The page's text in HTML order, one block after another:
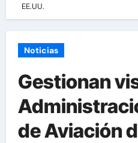
EE.UU.
Noticias
Gestionan
de Aviación